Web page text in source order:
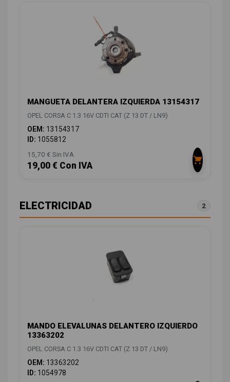
MANGUETA DELANTERA IZQUIERDA 13154317
OPEL CORSA C 1.3 16V CDTI CAT (Z 13 DT / LN9)
OEM: 13154317
ID: 1055812
15,70 € Sin IVA
19,00 € Con IVA
ELECTRICIDAD 2
MANDO ELEVALUNAS DELANTERO IZQUIERDO
13363202
OPEL CORSA C 1.3 16V CDTI CAT (Z 13 DT / LN9)
OEM: 13363202
ID: 1054978